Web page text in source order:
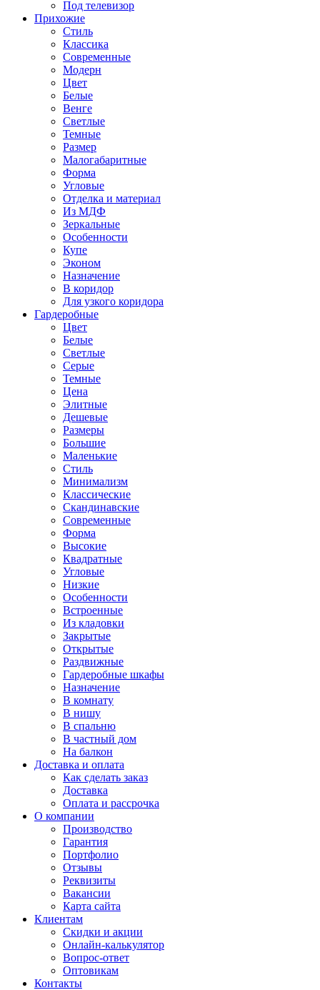
Под телевизор
Прихожие
Стиль
Классика
Современные
Модерн
Цвет
Белые
Венге
Светлые
Темные
Размер
Малогабаритные
Форма
Угловые
Отделка и материал
Из МДФ
Зеркальные
Особенности
Купе
Эконом
Назначение
В коридор
Для узкого коридора
Гардеробные
Цвет
Белые
Светлые
Серые
Темные
Цена
Элитные
Дешевые
Размеры
Большие
Маленькие
Стиль
Минимализм
Классические
Скандинавские
Современные
Форма
Высокие
Квадратные
Угловые
Низкие
Особенности
Встроенные
Из кладовки
Закрытые
Открытые
Раздвижные
Гардеробные шкафы
Назначение
В комнату
В нишу
В спальню
В частный дом
На балкон
Доставка и оплата
Как сделать заказ
Доставка
Оплата и рассрочка
О компании
Производство
Гарантия
Портфолио
Отзывы
Реквизиты
Вакансии
Карта сайта
Клиентам
Скидки и акции
Онлайн-калькулятор
Вопрос-ответ
Оптовикам
Контакты